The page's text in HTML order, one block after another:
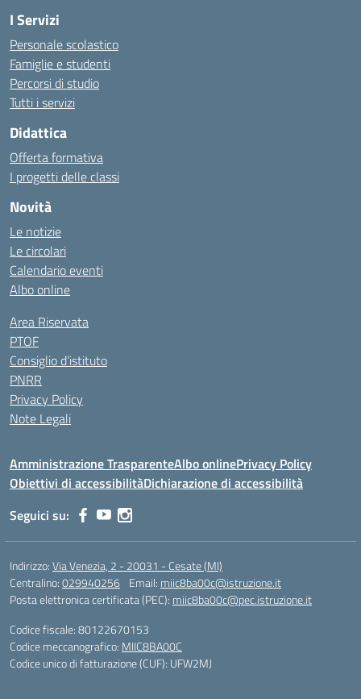
I Servizi
Personale scolastico
Famiglie e studenti
Percorsi di studio
Tutti i servizi
Didattica
Offerta formativa
I progetti delle classi
Novità
Le notizie
Le circolari
Calendario eventi
Albo online
Area Riservata
PTOF
Consiglio d’istituto
PNRR
Privacy Policy
Note Legali
Amministrazione TrasparenteAlbo onlinePrivacy Policy
Obiettivi di accessibilitàDichiarazione di accessibilità
Seguici su:
Indirizzo:Via Venezia, 2 - 20031 - Cesate (MI)
Centralino:029940256 Email: miic8ba00c@istruzione.it
Posta elettronica certificata (PEC): miic8ba00c@pec.istruzione.it
Codice fiscale: 80122670153
Codice meccanografico: MIIC8BA00C
Codice unico di fatturazione (CUF): UFW2MJ